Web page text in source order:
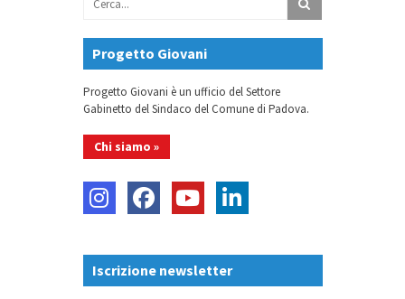
Progetto Giovani
Progetto Giovani è un ufficio del Settore
Gabinetto del Sindaco del Comune di Padova.
Chi siamo »
Iscrizione newsletter